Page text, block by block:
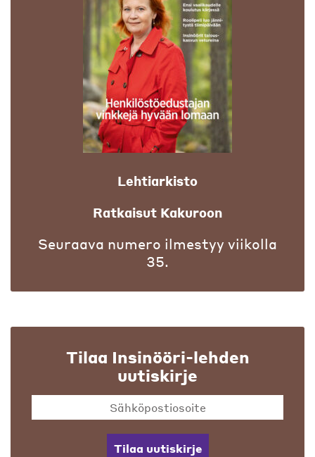
Lehtiarkisto
Ratkaisut Kakuroon
Seuraava numero ilmestyy viikolla
35.
Tilaa Insinööri-lehden
uutiskirje
Tilaa uutiskirje